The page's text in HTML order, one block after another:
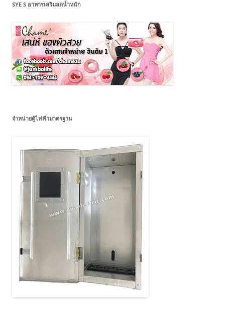
SYE S อาหารเสริมลดน้ำหนัก
จำหน่ายตู้ไฟฟ้ามาตรฐาน